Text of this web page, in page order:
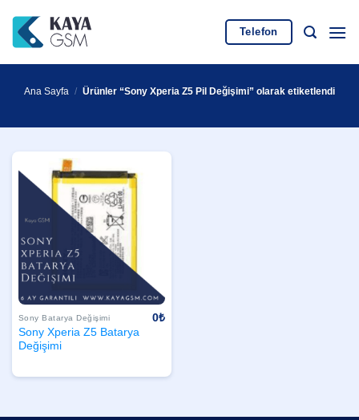
atla
Telefon
Ana Sayfa / Ürünler “Sony Xperia Z5 Pil Değişimi” olarak etiketlendi
Sony Batarya Değişimi
Sony Xperia Z5 Batarya
Değişimi
0₺